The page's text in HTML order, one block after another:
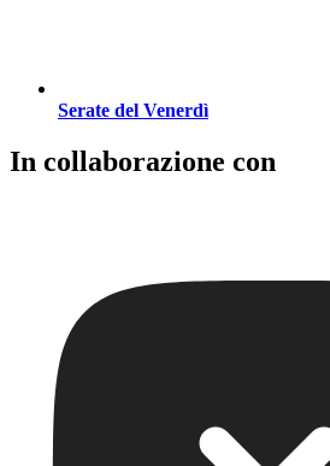
Serate del Venerdì
In collaborazione con